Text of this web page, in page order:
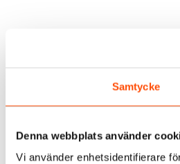
Samtycke
Denna webbplats använder
Vi använder enhetsidentifierare